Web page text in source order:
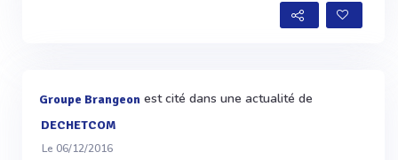
Groupe Brangeon est cité dans une actualité de
DECHETCOM
Le 06/12/2016